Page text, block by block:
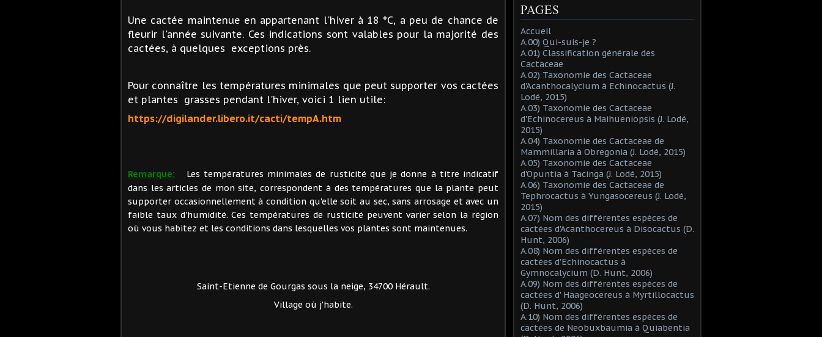
Une cactée maintenue en appartenant l'hiver à 18 °C, a peu de chance de
fleurir l'année suivante. Ces indications sont valables pour la majorité des
cactées, à quelques exceptions près.
Pour connaître les températures minimales que peut supporter vos cactées
et plantes grasses pendant l'hiver, voici 1 lien utile:
https://digilander.libero.it/cacti/tempA.htm
Remarque:
Les températures minimales de rusticité que je donne à titre indicatif
dans les articles de mon site, correspondent à des températures que la plante peut
supporter occasionnellement à condition qu'elle soit au sec, sans arrosage et avec un
faible taux d'humidité. Ces températures de rusticité peuvent varier selon la région
où vous habitez et les conditions dans lesquelles vos plantes sont maintenues.
Saint-Etienne de Gourgas sous la neige, 34700 Hérault.
Village où j'habite.
PAGES
Accueil
A.00) Qui-suis-je ?
A.01) Classification générale des
Cactaceae
A.02) Taxonomie des Cactaceae
d'Acanthocalycium à Echinocactus (J.
Lodé, 2015)
A.03) Taxonomie des Cactaceae
d'Echinocereus à Maihueniopsis (J. Lodé,
2015)
A.04) Taxonomie des Cactaceae de
Mammillaria à Obregonia (J. Lodé, 2015)
A.05) Taxonomie des Cactaceae
d'Opuntia à Tacinga (J. Lodé, 2015)
A.06) Taxonomie des Cactaceae de
Tephrocactus à Yungasocereus (J. Lodé,
2015)
A.07) Nom des différentes espèces de
cactées d'Acanthocereus à Disocactus (D.
Hunt, 2006)
A.08) Nom des différentes espèces de
cactées d'Echinocactus à
Gymnocalycium (D. Hunt, 2006)
A.09) Nom des différentes espèces de
cactées d' Haageocereus à Myrtillocactus
(D. Hunt, 2006)
A.10) Nom des différentes espèces de
cactées de Neobuxbaumia à Quiabentia